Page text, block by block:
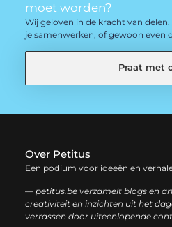
moet worden?
Wij geloven in de kracht van
je samenwerken, of gewoon even
Praat met
Over Petitus
Een podium voor ideeën en
— petitus.be verzamelt blogs en
creativiteit en inzichten uit het
verrassen door uiteenlopende